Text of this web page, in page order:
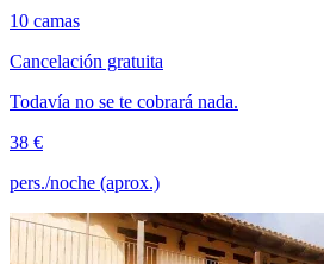
10 camas
Cancelación gratuita
Todavía no se te cobrará nada.
38 €
pers./noche (aprox.)